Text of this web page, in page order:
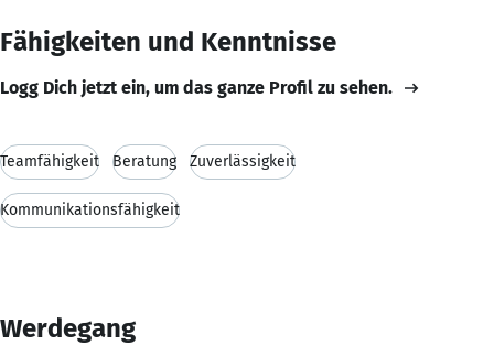
Fähigkeiten und Kenntnisse
Logg Dich jetzt ein, um das ganze Profil zu sehen.
Teamfähigkeit Beratung Zuverlässigkeit
Kommunikationsfähigkeit
Werdegang